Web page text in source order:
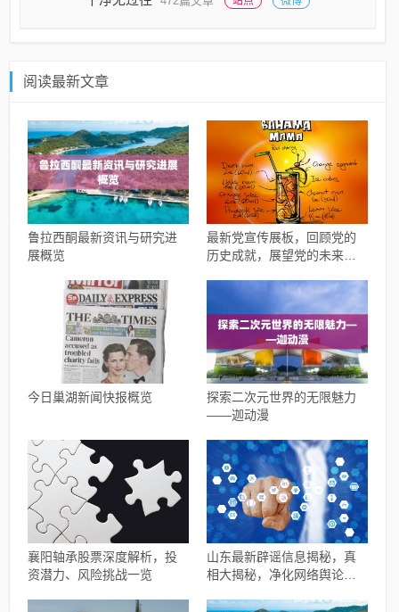
阅读最新文章
鲁拉西酮最新资讯与研究进
展概览
最新党宣传展板，回顾党的
历史成就，展望党的未来发
今日巢湖新闻快报概览
探索二次元世界的无限魅力
——迦动漫
襄阳轴承股票深度解析，投
资潜力、风险挑战一览
山东最新辟谣信息揭秘，真
相大揭秘，净化网络舆论风